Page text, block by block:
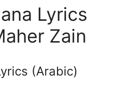
Lyrics
Zain
(Arabic)